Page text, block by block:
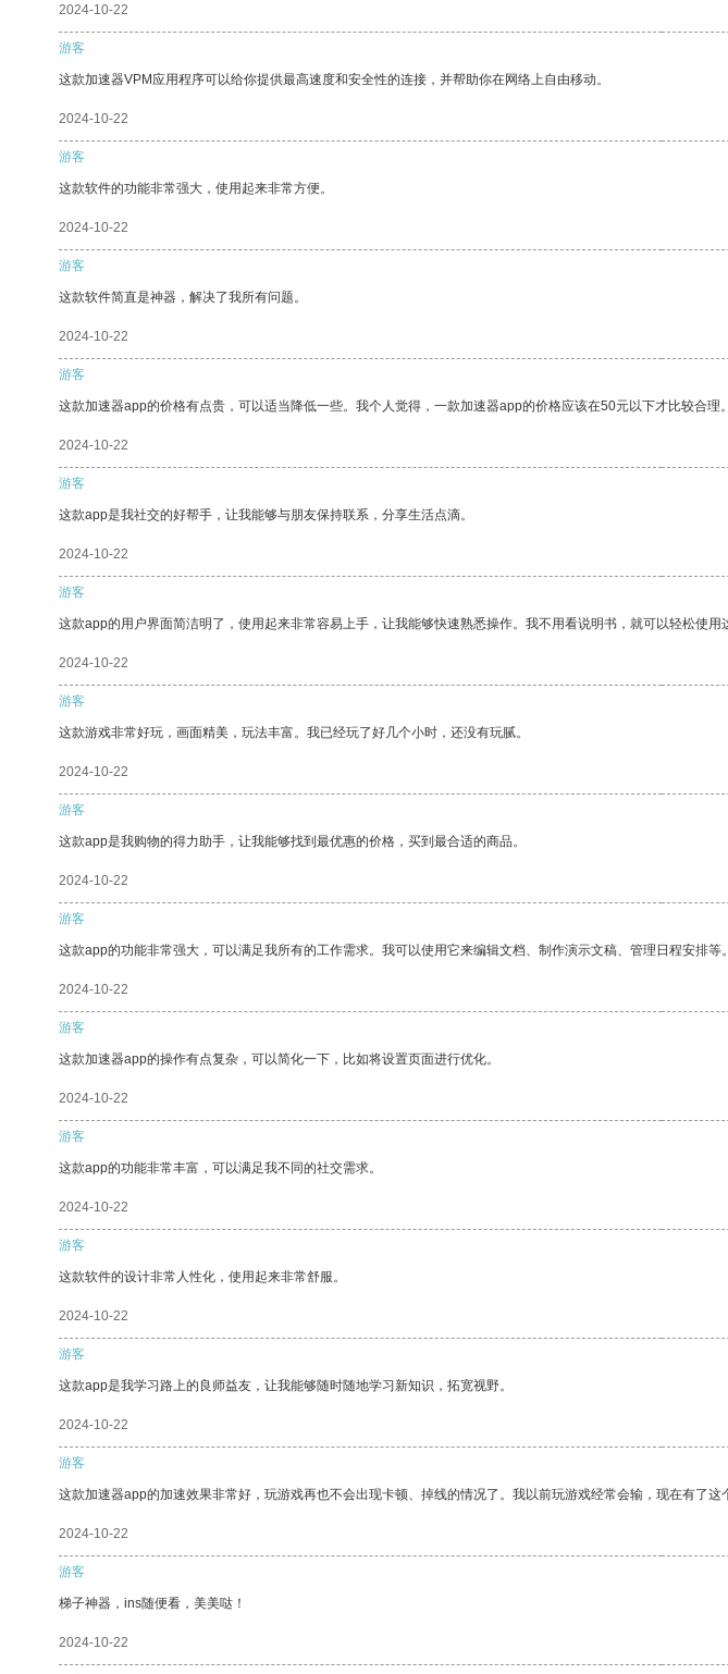
2024-10-22
游客
这款加速器VPM应用程序可以给你提供最高速度和安全性的连接，并帮助你在网络上自由移动。
2024-10-22
游客
这款软件的功能非常强大，使用起来非常方便。
2024-10-22
游客
这款软件简直是神器，解决了我所有问题。
2024-10-22
游客
这款加速器app的价格有点贵，可以适当降低一些。我个人觉得，一款加速器app的价格应该在50元以下才比较合理。
2024-10-22
游客
这款app是我社交的好帮手，让我能够与朋友保持联系，分享生活点滴。
2024-10-22
游客
这款app的用户界面简洁明了，使用起来非常容易上手，让我能够快速熟悉操作。我不用看说明书，就可以轻松使用
2024-10-22
游客
这款游戏非常好玩，画面精美，玩法丰富。我已经玩了好几个小时，还没有玩腻。
2024-10-22
游客
这款app是我购物的得力助手，让我能够找到最优惠的价格，买到最合适的商品。
2024-10-22
游客
这款app的功能非常强大，可以满足我所有的工作需求。我可以使用它来编辑文档、制作演示文稿、管理日程安排等。
2024-10-22
游客
这款加速器app的操作有点复杂，可以简化一下，比如将设置页面进行优化。
2024-10-22
游客
这款app的功能非常丰富，可以满足我不同的社交需求。
2024-10-22
游客
这款软件的设计非常人性化，使用起来非常舒服。
2024-10-22
游客
这款app是我学习路上的良师益友，让我能够随时随地学习新知识，拓宽视野。
2024-10-22
游客
这款加速器app的加速效果非常好，玩游戏再也不会出现卡顿、掉线的情况了。我以前玩游戏经常会输，现在有了这
2024-10-22
游客
梯子神器，ins随便看，美美哒！
2024-10-22